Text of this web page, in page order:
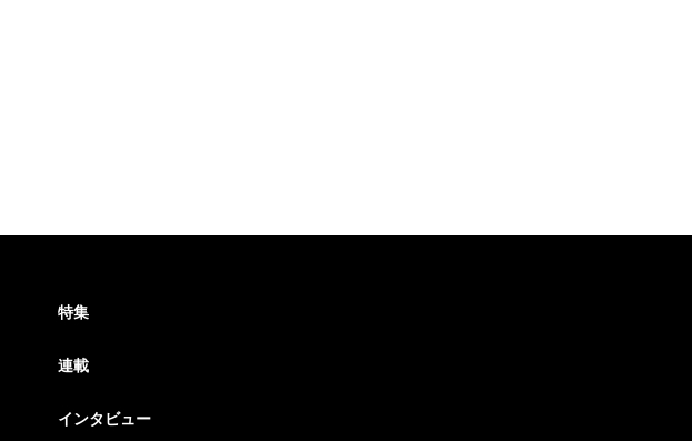
特集
連載
インタビュー